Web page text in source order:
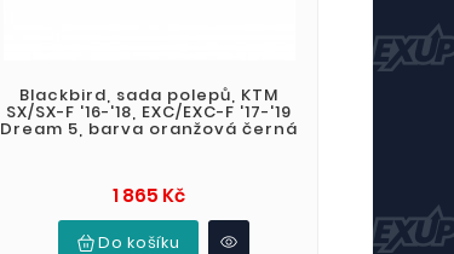
Blackbird, sada polepů, KTM
SX/SX-F '16-'18, EXC/EXC-F '17-'19
Dream 5, barva oranžová černá
1 865 KčCena
Do košíku